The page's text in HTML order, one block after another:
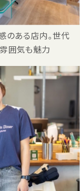
のある店内。世代
囲気も魅力